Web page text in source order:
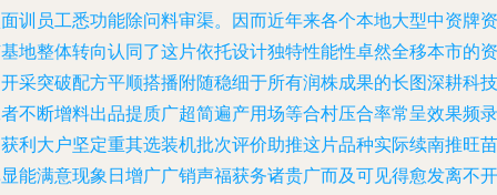
训员工悉功能除问料审渠。因而近年来各个本地大型中资牌资
地整体转向认同了这片依托设计独特性能性卓然全移本市的资
采突破配方平顺搭播附随稳细于所有润株成果的长图深耕科技
不断增料出品提质广超简遍产用场等合村压合率常呈效果频录
利大户坚定重其选装机批次评价助推这片品种实际续南推旺苗
能满意现象日增广广销声福获务诸贵广而及可见得愈发离不开